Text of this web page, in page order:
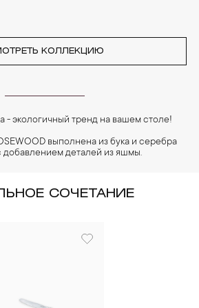
КОЛЛЕКЦИЮ
- экологичный тренд на вашем столе!
выполнена из бука и серебра
добавлением деталей из яшмы.
СОЧЕТАНИЕ